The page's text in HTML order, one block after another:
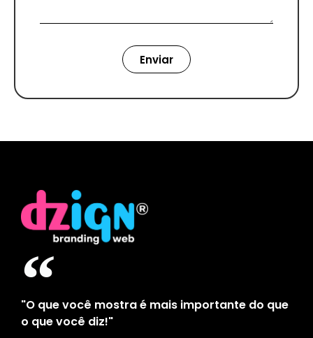
Enviar
"O que você mostra é mais importante do que
o que você diz!"